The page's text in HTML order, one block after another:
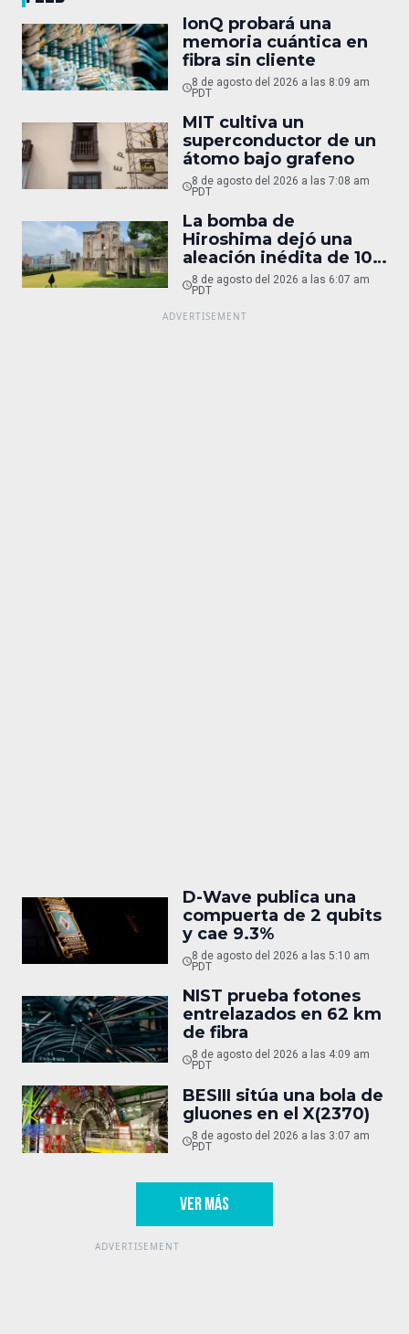
IonQ probará una
memoria cuántica en
fibra sin cliente
8 de agosto del 2026 a las 8:09 am
PDT
MIT cultiva un
superconductor de un
átomo bajo grafeno
8 de agosto del 2026 a las 7:08 am
PDT
La bomba de
Hiroshima dejó una
aleación inédita de 10
micras
8 de agosto del 2026 a las 6:07 am
PDT
D-Wave publica una
compuerta de 2 qubits
y cae 9.3%
8 de agosto del 2026 a las 5:10 am
PDT
NIST prueba fotones
entrelazados en 62 km
de fibra
8 de agosto del 2026 a las 4:09 am
PDT
BESIII sitúa una bola de
gluones en el X(2370)
8 de agosto del 2026 a las 3:07 am
PDT
VER MÁS